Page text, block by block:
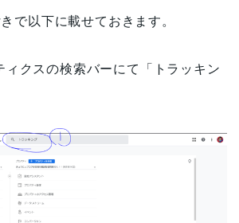
で以下に載せておきます。
クスの検索バーにて「トラッキン